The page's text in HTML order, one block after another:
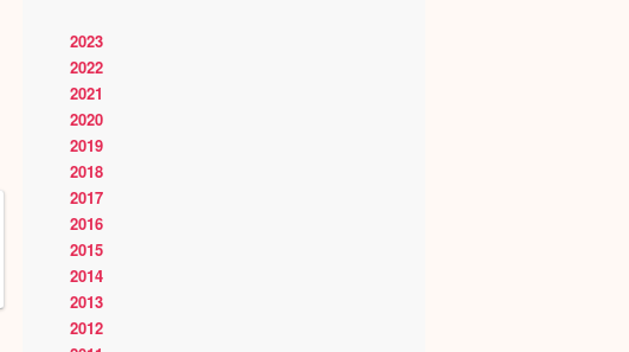
2023
2022
2021
2020
2019
2018
2017
2016
2015
2014
2013
2012